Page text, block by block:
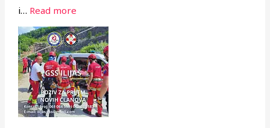
i… Read more